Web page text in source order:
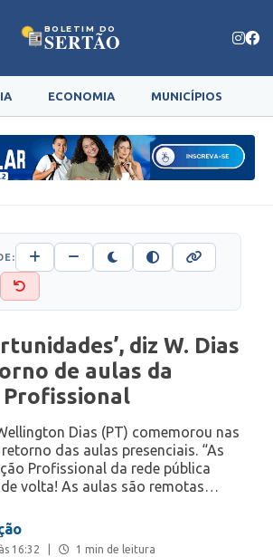
BOLETIM DO
SERTÃO
ECONOMIA MUNICÍPIOS
diz W. Dias
de aulas da
Profissional
Dias (PT) comemorou nas
das aulas presenciais. “As
Profissional da rede pública
volta! As aulas são remotas…
16:32 1 min de leitura